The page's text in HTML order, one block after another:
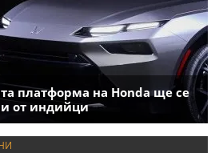
платформа на Honda ще се
от индийци